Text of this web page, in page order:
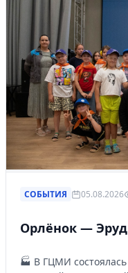
СОБЫТИЯ 05.08.2026
Орлёнок —
🏭 В ГЦМИ состоялась